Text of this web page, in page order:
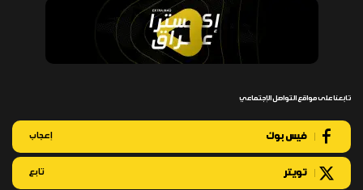
تابعنا على مواقع التواصل الإجتماعي
فيس بوك إعجاب
تويتر تابع